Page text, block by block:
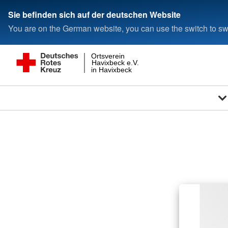
Sie befinden sich auf der deutschen Website
You are on the German website, you can use the switch to
in Havixbeck
Havixbeck e.V.
Ortsverein